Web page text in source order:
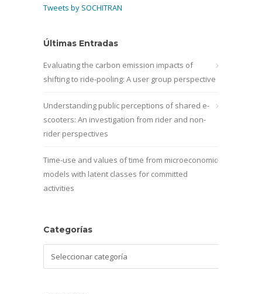
Tweets by SOCHITRAN
Últimas Entradas
Evaluating the carbon emission impacts of
shifting to ride-pooling: A user group perspective
Understanding public perceptions of shared e-
scooters: An investigation from rider and non-
rider perspectives
Time-use and values of time from microeconomic
models with latent classes for committed
activities
Categorías